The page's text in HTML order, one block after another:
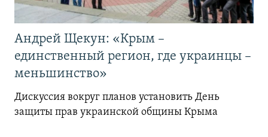
Андрей Щекун: «Крым –
единственный регион, где украинцы –
меньшинство»
Дискуссия вокруг планов установить День
защиты прав украинской общины Крыма